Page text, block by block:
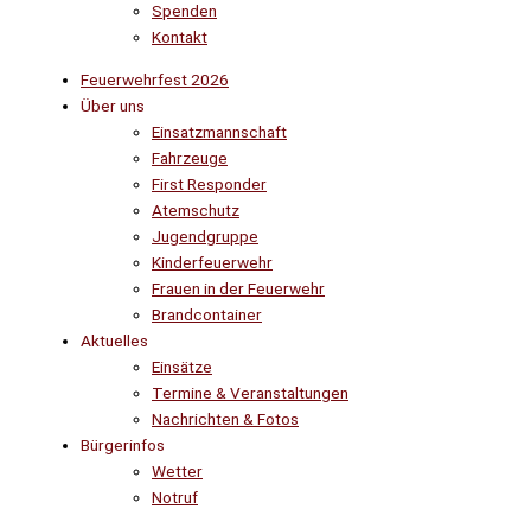
Spenden
Kontakt
Feuerwehrfest 2026
Über uns
Einsatzmannschaft
Fahrzeuge
First Responder
Atemschutz
Jugendgruppe
Kinderfeuerwehr
Frauen in der Feuerwehr
Brandcontainer
Aktuelles
Einsätze
Termine & Veranstaltungen
Nachrichten & Fotos
Bürgerinfos
Wetter
Notruf